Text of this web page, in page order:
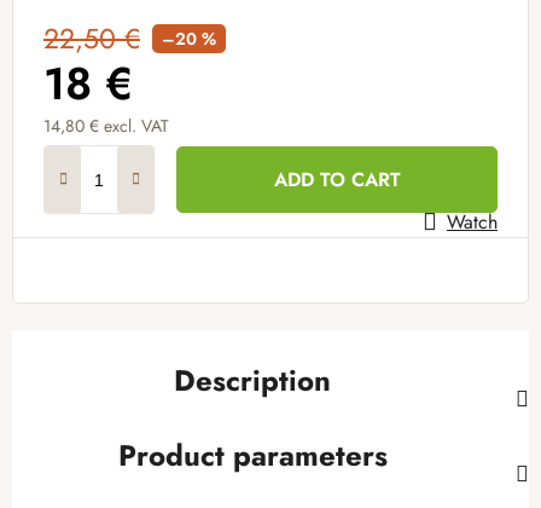
22,50 € –20 %
18 €
14,80 € excl. VAT
ADD TO CART
Watch
Description
Product parameters